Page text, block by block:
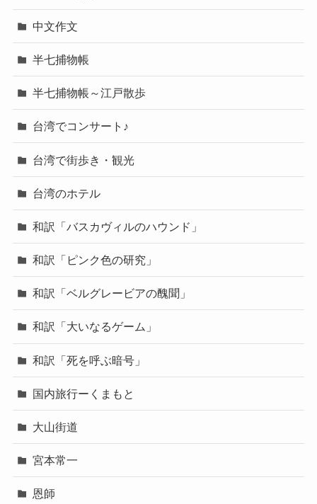
中文作文
半七捕物帳
半七捕物帳～江戸散歩
台湾でコンサート♪
台湾で街歩き・観光
台湾のホテル
和訳「バスカヴィルのハウンド」
和訳「ピンク色の研究」
和訳「ベルグレービアの醜聞」
和訳「大いなるゲーム」
和訳「死を呼ぶ暗号」
国内旅行ーくまもと
大山街道
宮本常一
恩師